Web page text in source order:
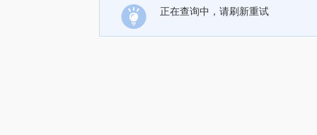
正在查询中，请刷新重试